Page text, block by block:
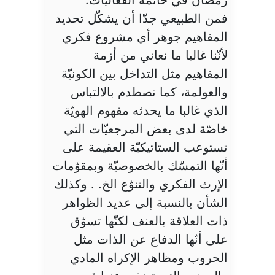
فمن الطبيعي جدّا أن يشكّل تحديد
المفاهيم جوهر أي مشروع فكري
لأنّنا غالبا ما نعاني من أزمة
المفاهيم مثل التداخل بين الكونيّة
والعولمة، كما نصطدم بالالتباس
الذي غالبا ما يحدثه مفهوم الهويّة
خاصّة لدى بعض المرجعيّات التي
تستوعب الستاتيكيّة العقيمة على
أنّها التمسّك بالخصوصيّة وبمقوّمات
الإرث الفكري والتنوّع الخ. . وكذلك
الشأن بالنسبة إلى عديد الظواهر
ذات العلاقة بالعنف لكنّها تسوّق
على أنّها الدفاع عن الذات مثل
الحروب ومظاهر الإكراه المادي